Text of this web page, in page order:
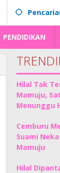
PENDIDIKAN
Hilal Tak
Mamuju,
Menunggu
Cemburu
Suami
Mamuju
Hilal